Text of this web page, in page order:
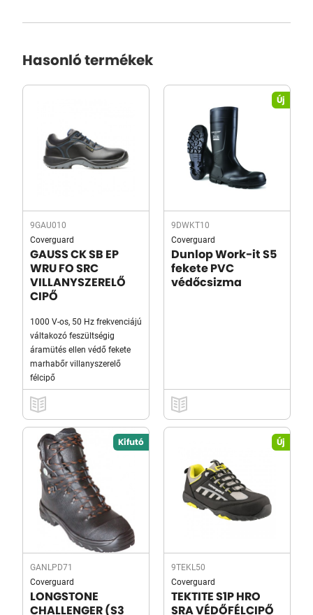
Hasonló termékek
9GAU010
Coverguard
GAUSS CK SB EP
WRU FO SRC
VILLANYSZERELŐ
CIPŐ
1000 V-os, 50 Hz frekvenciájú
váltakozó feszültségig
áramütés ellen védő fekete
marhabőr villanyszerelő
félcipő
Új
9DWKT10
Coverguard
Dunlop Work-it S5
fekete PVC
védőcsizma
Kifutó
GANLPD71
Coverguard
LONGSTONE
CHALLENGER (S3
Új
9TEKL50
Coverguard
TEKTITE S1P HRO
SRA VÉDŐFÉLCIPŐ